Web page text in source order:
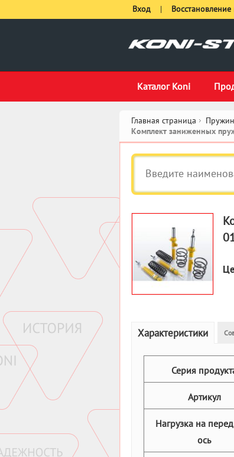
Каталог Koni
Вход | Восстановление
Главная страница
Комплект заниженных
Характеристики
Серия
Артикул
Нагрузка на
ось